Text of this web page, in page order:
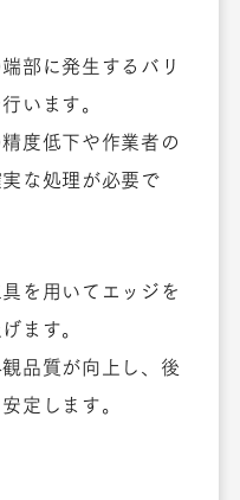
部に発生するバリ
います。
度低下や作業者の
な処理が必要で
を用いてエッジを
ます。
品質が向上し、後
定します。